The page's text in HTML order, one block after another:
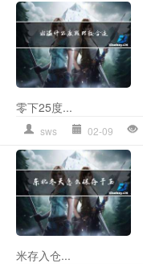
零下25度...
sws 02-09
米存入仓...